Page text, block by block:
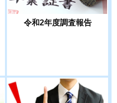
令和2年度調査報告